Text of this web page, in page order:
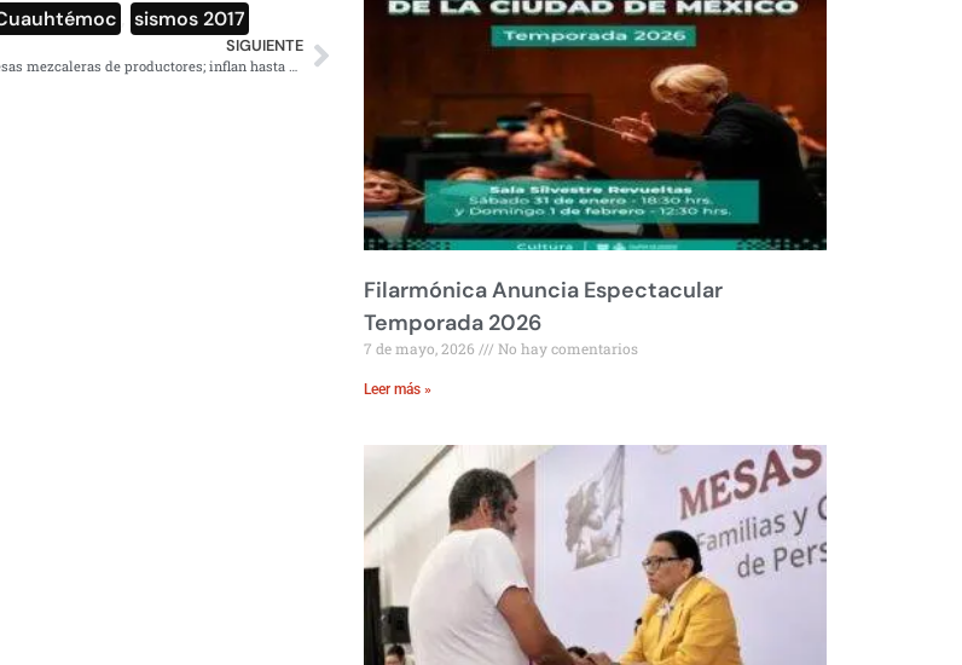
sismos 2017
SIGUIENTE
Abusan empresas mezcaleras de productores; inflan hasta 700% precio
Filarmónica Anuncia Espectacular
Temporada 2026
7 de mayo, 2026 No hay comentarios
Leer más »